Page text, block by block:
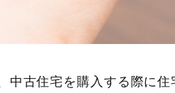
中古住宅を購入する際に